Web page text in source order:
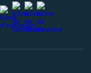
instagram
facebook
stravayoutube